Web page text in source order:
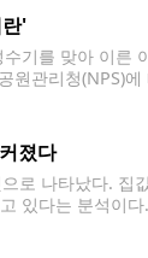
'
기를 맞아 이른
관리청(NPS)
졌다
로 나타났다. 집
있다는 분석이